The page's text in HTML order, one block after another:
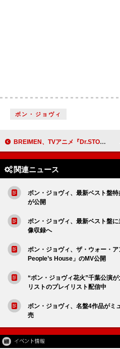
ボン・ジョヴィ
BREIMEN、TVアニメ『Dr.STONE SCIENCE FUTURE』EDテーマの新曲「Rolling Stone」配信リリース決定
関連ニュース
ボン・ジョヴィ、最新ベスト盤
が公開
ボン・ジョヴィ、最新ベスト盤
像収録へ
ボン・ジョヴィ、ザ・ウォー・
People’s House」のMV公開
“ボン・ジョヴィ花火”千葉公演
リストのプレイリスト配信中
ボン・ジョヴィ、名盤4作品がミ
売